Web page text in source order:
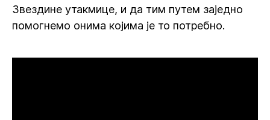
Звездине утакмице, и да тим путем заједно
помогнемо онима којима је то потребно.